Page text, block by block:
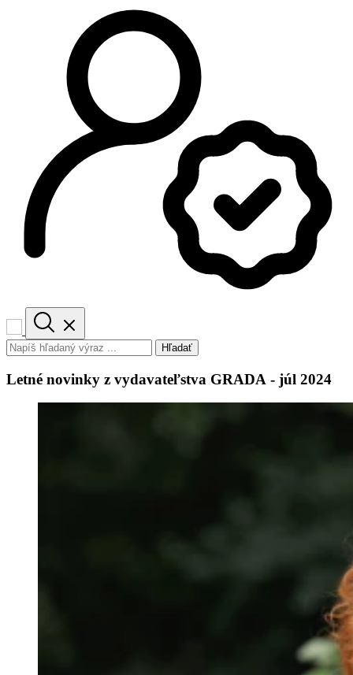
Hľadať
Letné novinky z vydavateľstva GRADA - júl 2024